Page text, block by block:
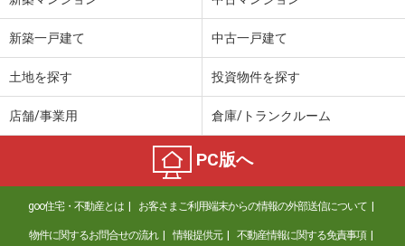
新築一戸建て 中古一戸建て
土地を探す 投資物件を探す
店舗/事業用 倉庫/トランクルーム
PC版へ
goo住宅・不動産とは お客さまご利用端末からの情報の外部送信について
物件に関するお問合せの流れ 情報提供元 不動産情報に関する免責事項